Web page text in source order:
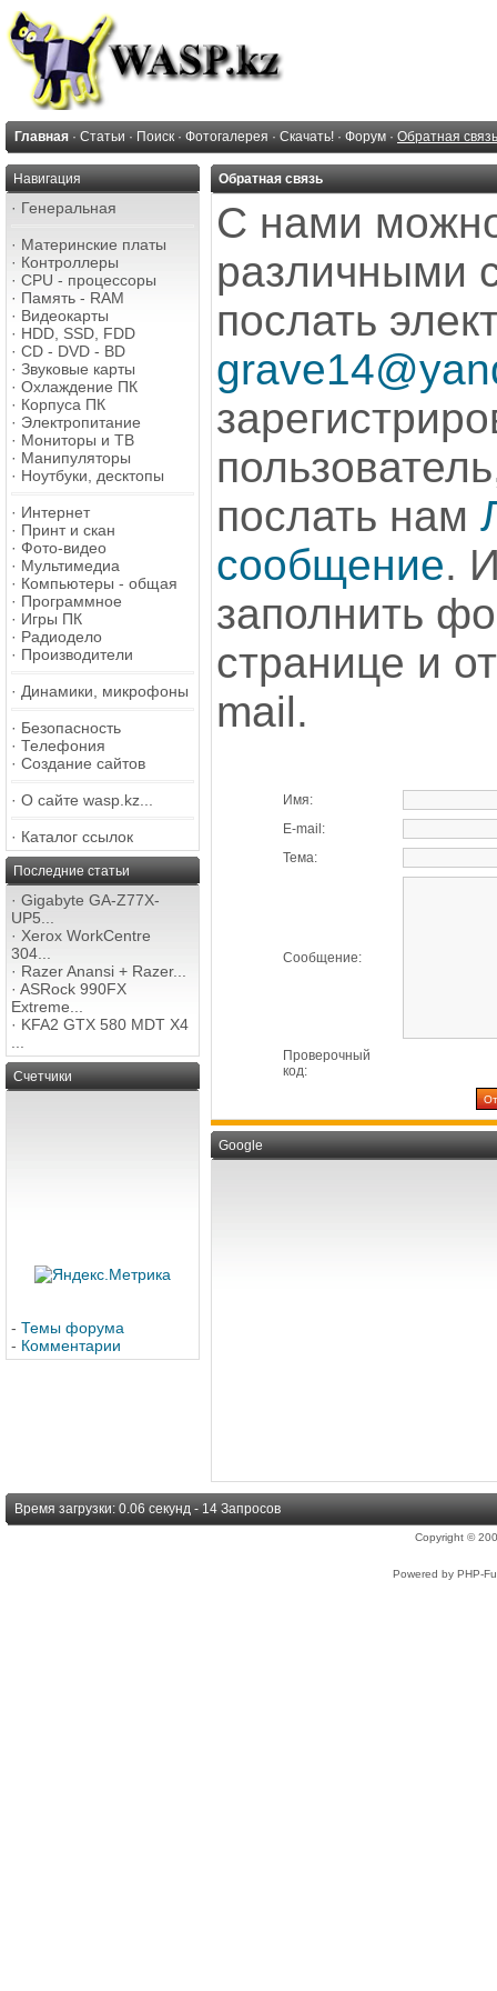
Главная · Статьи · Поиск · Фотогалерея · Скачать! · Форум · Обратная связь
Навигация
· Генеральная
· Материнские платы
· Контроллеры
· CPU - процессоры
· Память - RAM
· Видеокарты
· HDD, SSD, FDD
· CD - DVD - BD
· Звуковые карты
· Охлаждение ПК
· Корпуса ПК
· Электропитание
· Мониторы и ТВ
· Манипуляторы
· Ноутбуки, десктопы
· Интернет
· Принт и скан
· Фото-видео
· Мультимедиа
· Компьютеры - общая
· Программное
· Игры ПК
· Радиодело
· Производители
· Динамики, микрофоны
· Безопасность
· Телефония
· Создание сайтов
· О сайте wasp.kz...
· Каталог ссылок
Последние статьи
· Gigabyte GA-Z77X-
UP5...
· Xerox WorkCentre
304...
· Razer Anansi + Razer...
· ASRock 990FX
Extreme...
· KFA2 GTX 580 MDT X4
Счетчики
- Темы форума
- Комментарии
Обратная связь
С нами
различными
послать
послать нам
сообщение.
заполнить
странице и
mail.
Имя:
E-mail:
Тема:
Сообщение:
Проверочный
код:
Google
Время загрузки: 0.06 секунд - 14 Запросов
Copyright ©
Powered by PHP-